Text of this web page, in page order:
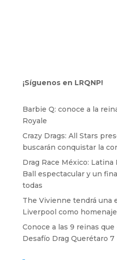
¡Síguenos en LRQNP!
Barbie Q: conoce a la
Royale
Crazy Drags: All Stars
buscarán conquistar la
Drag Race México: Latina
Ball espectacular y un
todas
The Vivienne tendrá una
Liverpool como
Conoce a las 9 reinas
Desafío Drag Querétaro 7